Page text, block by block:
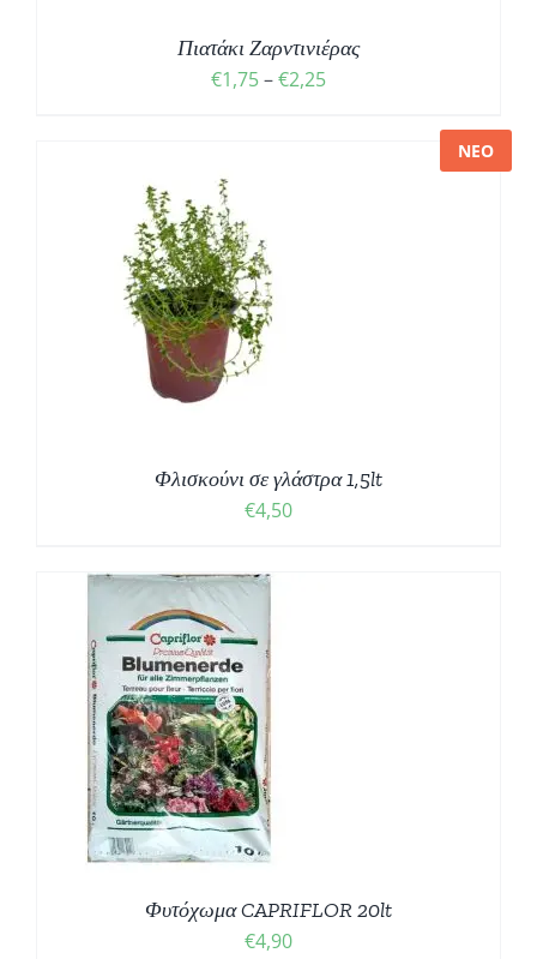
Πιατάκι Ζαρντινιέρας
€1,75–€2,25Price
ΝΕΟ
Φλισκούνι σε γλάστρα 1,5lt
€4,50
Φυτόχωμα CAPRIFLOR 20lt
€4,90